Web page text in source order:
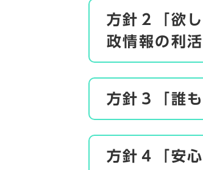
方針２「欲
政情報の利活
方針３「誰
方針４「安